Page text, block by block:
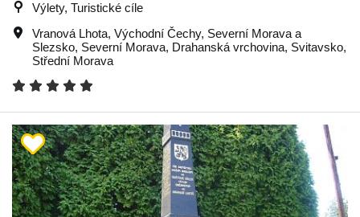
Výlety, Turistické cíle
Vranová Lhota, Východní Čechy, Severní Morava a
Slezsko, Severní Morava, Drahanská vrchovina, Svitavsko,
Střední Morava